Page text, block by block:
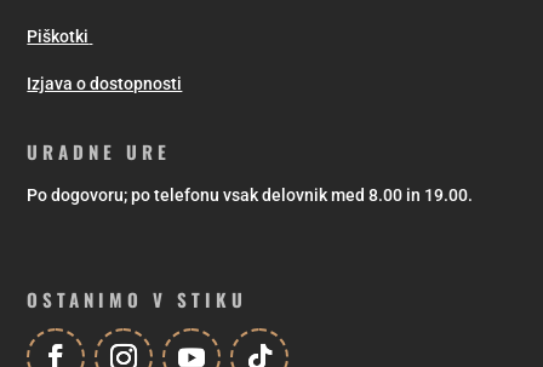
Piškotki
Izjava o dostopnosti
URADNE URE
Po dogovoru; po telefonu vsak delovnik med 8.00 in 19.00.
OSTANIMO V STIKU